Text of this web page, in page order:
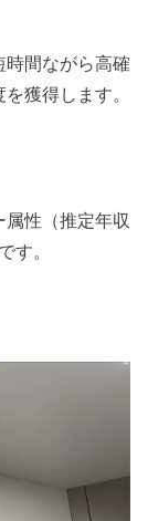
時間ながら高確
獲得します。
性（推定年収
す。